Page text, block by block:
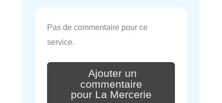
Pas de commentaire pour ce
service.
Ajouter un
commentaire
pour La Mercerie